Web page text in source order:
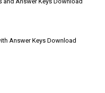
Answer Keys Download